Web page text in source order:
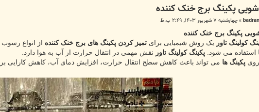
پکینگ برج خنک کننده
»چهارشنبه ۷ شهریور ۱۴۰۳, ۲:۴۹ ب.ظ
پکینگ برج خنک کننده
کولینگ تاور یک روش شیمیایی برای تمیز کردن پکینگ های برج خنک کننده از انواع
می شود. پکینگ کولینگ تاور نقش مهمی در انتقال حرارت از آب به هوا دارد.
پکینگ ها می تواند باعث کاهش سطح انتقال حرارت، افزایش دمای آب، کاهش کارایی